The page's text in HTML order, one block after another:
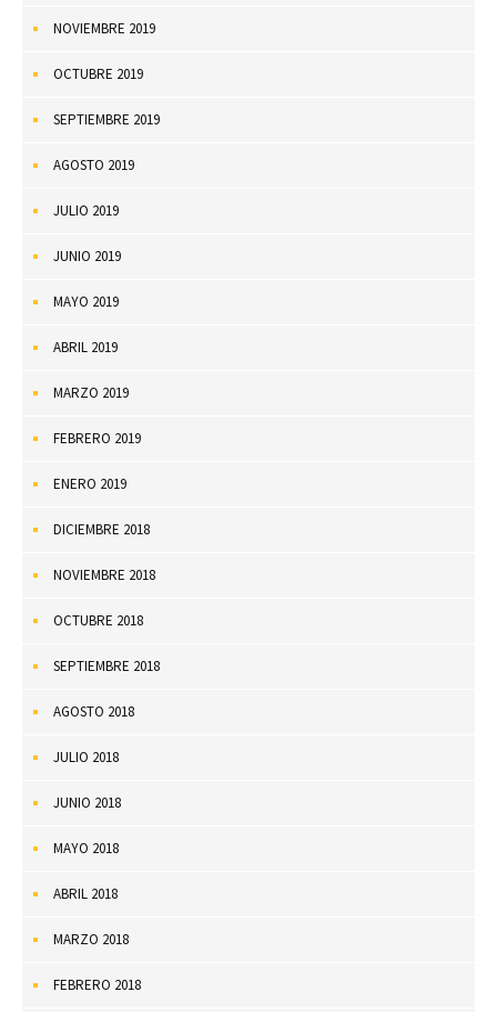
NOVIEMBRE 2019
OCTUBRE 2019
SEPTIEMBRE 2019
AGOSTO 2019
JULIO 2019
JUNIO 2019
MAYO 2019
ABRIL 2019
MARZO 2019
FEBRERO 2019
ENERO 2019
DICIEMBRE 2018
NOVIEMBRE 2018
OCTUBRE 2018
SEPTIEMBRE 2018
AGOSTO 2018
JULIO 2018
JUNIO 2018
MAYO 2018
ABRIL 2018
MARZO 2018
FEBRERO 2018